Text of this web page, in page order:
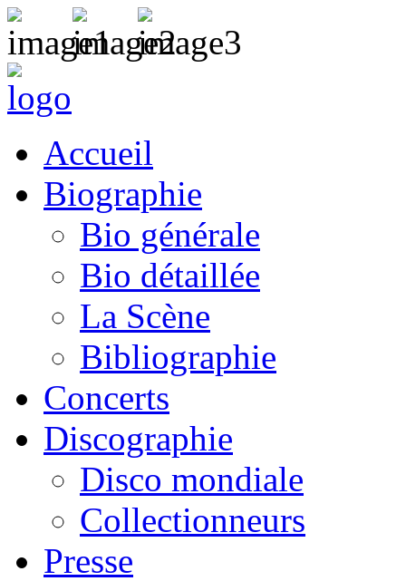
Accueil
Biographie
Bio générale
Bio détaillée
La Scène
Bibliographie
Concerts
Discographie
Disco mondiale
Collectionneurs
Presse